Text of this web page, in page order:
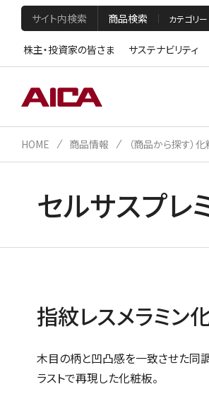
サイト内検索 商品検索
株主・投資家の皆さま サステナビリティ
HOME 商品情報 （商品から探す）
セルサスプレ
指紋レスメラミン
木目の柄と凹凸感を一致させた同
ラストで再現した化粧板。